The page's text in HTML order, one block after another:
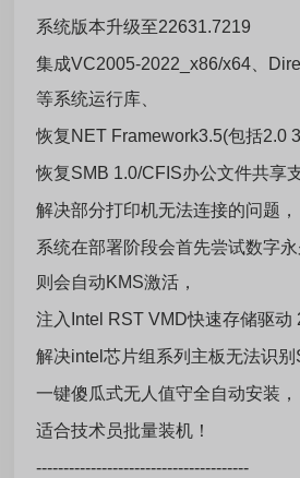
系统版本升级至22631.7219
集成VC2005-2022_x86/x64、
等系统运行库、
恢复NET Framework3.5(包括2.0
恢复SMB 1.0/CFIS办公文件共享
解决部分打印机无法连接的问题，
系统在部署阶段会首先尝试数字
则会自动KMS激活，
注入Intel RST VMD快速存储驱动
解决intel芯片组系列主板无法识别
一键傻瓜式无人值守全自动安装，
适合技术员批量装机！
---------------------------------------